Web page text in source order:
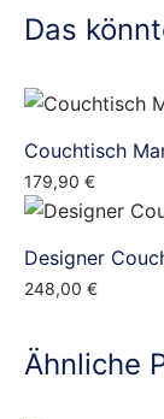
Das
Couchtisch
179,90 €
Designer
248,00 €
Ähnliche